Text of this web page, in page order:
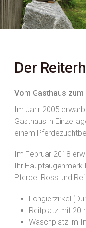
Der
Vom Gasthaus
Im Jahr 2005
Gasthaus in
einem
Im Februar 2018
Ihr
Pferde. Ross und
Longierzirkel
Reitplatz mit 20
Waschplatz im